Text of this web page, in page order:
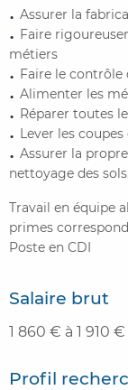
Assurer la
Faire
métiers
Faire le contrôle
Alimenter les
Réparer toutes
Lever les
Assurer la
nettoyage des
Travail en équipe
primes
Poste en CDI
Salaire brut
1 860 € à 1 910 €
Profil